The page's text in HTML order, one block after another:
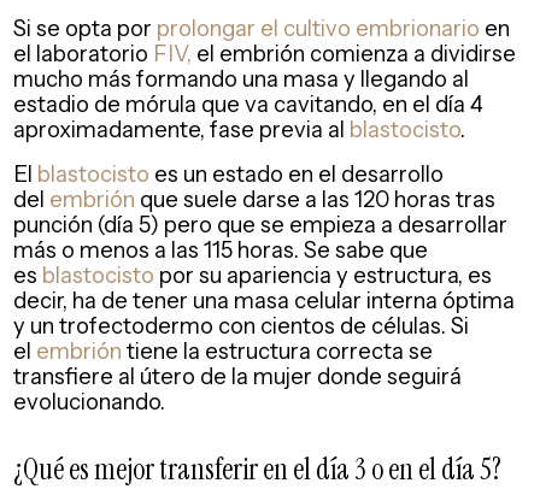
Si se opta por prolongar el cultivo embrionario en
el laboratorio FIV, el embrión comienza a dividirse
mucho más formando una masa y llegando al
estadio de mórula que va cavitando, en el día 4
aproximadamente, fase previa al blastocisto.
El blastocisto es un estado en el desarrollo
del embrión que suele darse a las 120 horas tras
punción (día 5) pero que se empieza a desarrollar
más o menos a las 115 horas. Se sabe que
es blastocisto por su apariencia y estructura, es
decir, ha de tener una masa celular interna óptima
y un trofectodermo con cientos de células. Si
el embrión tiene la estructura correcta se
transfiere al útero de la mujer donde seguirá
evolucionando.
¿Qué es mejor transferir en el día 3 o en el día 5?